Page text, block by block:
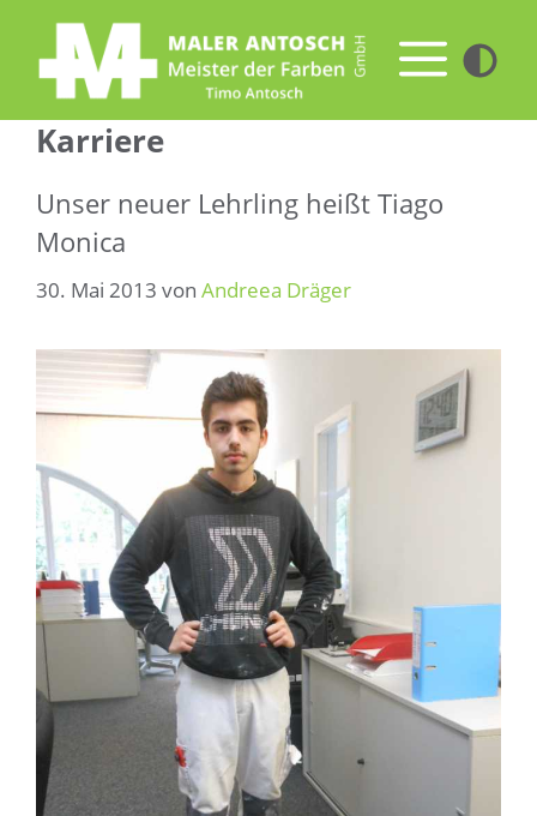
springen
Karriere
Unser neuer Lehrling heißt Tiago
Monica
30. Mai 2013 von Andreea Dräger